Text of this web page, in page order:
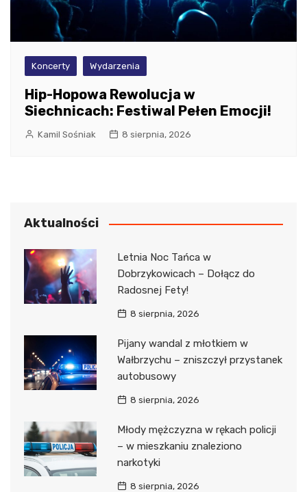
Koncerty Wydarzenia
Hip-Hopowa Rewolucja w
Siechnicach: Festiwal Pełen Emocji!
Kamil Sośniak 8 sierpnia, 2026
Aktualności
Letnia Noc Tańca w
Dobrzykowicach – Dołącz do
Radosnej Fety!
8 sierpnia, 2026
Pijany wandal z młotkiem w
Wałbrzychu – zniszczył przystanek
autobusowy
8 sierpnia, 2026
Młody mężczyzna w rękach policji
– w mieszkaniu znaleziono
narkotyki
8 sierpnia, 2026